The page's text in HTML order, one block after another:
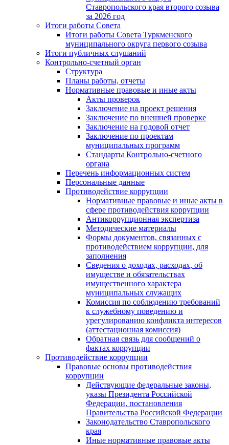
Ставропольского края второго созыва
за 2026 год
Итоги работы Совета
Итоги работы Совета Туркменского
муниципального округа первого созыва
Итоги публичных слушаний
Контрольно-счетный орган
Структура
Планы работы, отчеты
Нормативные правовые и иные акты
Акты проверок
Заключение на проект решения
Заключение по внешней проверке
Заключение на годовой отчет
Заключение по проектам
муниципальных программ
Стандарты Контрольно-счетного
органа
Перечень информационных систем
Персональные данные
Противодействие коррупции
Нормативные правовые и иные акты в
сфере противодействия коррупции
Антикоррупционная экспертиза
Методические материалы
Формы документов, связанных с
противодействием коррупции, для
заполнения
Сведения о доходах, расходах, об
имуществе и обязательствах
имущественного характера
муниципальных служащих
Комиссия по соблюдению требований
к служебному поведению и
урегулированию конфликта интересов
(аттестационная комиссия)
Обратная связь для сообщений о
фактах коррупции
Противодействие коррупции
Правовые основы противодействия
коррупции
Действующие федеральные законы,
указы Президента Российской
Федерации, постановления
Правительства Российской Федерации
Законодательство Ставропольского
края
Иные нормативные правовые акты